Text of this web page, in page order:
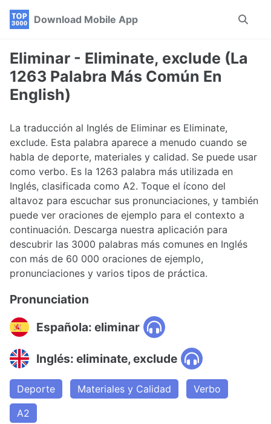
Skip
navigation
Skip
Skip
Download Mobile App
Toggle
Eliminar - Eliminate, exclude (La
1263 Palabra Más Común En
English)
La traducción al Inglés de Eliminar es Eliminate,
exclude. Esta palabra aparece a menudo cuando se
habla de deporte, materiales y calidad. Se puede usar
como verbo. Es la 1263 palabra más utilizada en
Inglés, clasificada como A2. Toque el ícono del
altavoz para escuchar sus pronunciaciones, y también
puede ver oraciones de ejemplo para el contexto a
continuación. Descarga nuestra aplicación para
descubrir las 3000 palabras más comunes en Inglés
con más de 60 000 oraciones de ejemplo,
pronunciaciones y varios tipos de práctica.
Pronunciation
Española: eliminar
Inglés: eliminate, exclude
Deporte Materiales y Calidad
Verbo
A2